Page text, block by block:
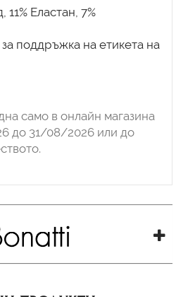
Еластан, 7%
поддръжка на етикета на
само в онлайн магазина
до 31/08/2026 или до